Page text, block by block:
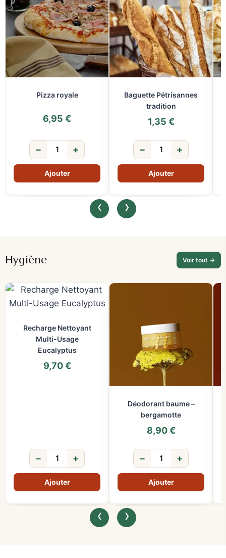
Pizza royale
6,95 €
− +
Baguette Pétrisannes
tradition
1,35 €
− +
‹ ›
Hygiène Voir tout →
Recharge Nettoyant
Multi-Usage
Eucalyptus
9,70€
− +
Déodorant baume –
bergamotte
8,90€
− +
‹ ›